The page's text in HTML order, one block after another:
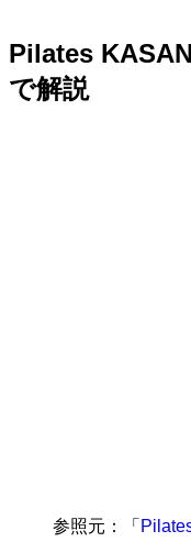
Pilates
で解説
参照元：「